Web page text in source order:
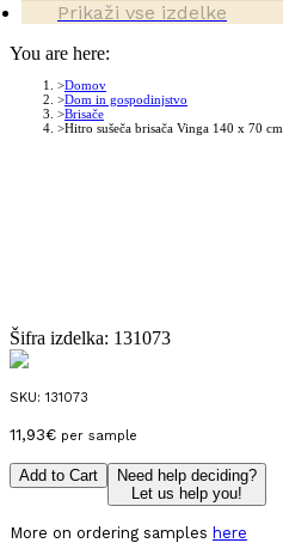
Prikaži vse izdelke
You are here:
Domov
Dom in gospodinjstvo
Brisače
Hitro sušeča brisača Vinga 140 x 70 cm
Šifra izdelka: 131073
SKU: 131073
11,93€ per sample
Add to Cart
Need help deciding?
Let us help you!
More on ordering samples here